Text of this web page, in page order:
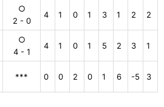
○
2 - 0
4 1 0 1 3 1 2 2
○
4 - 1
4 1 0 1 5 2 3 1
*** 0 0 2 0 1 6 -5 3